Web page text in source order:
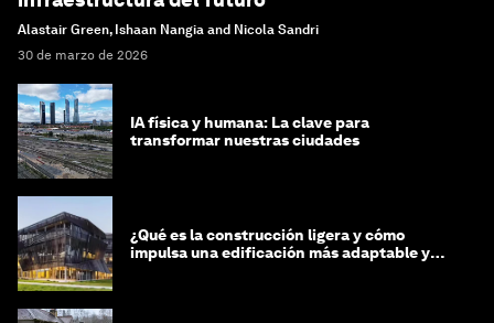
Alastair Green, Ishaan Nangia and Nicola Sandri
30 de marzo de 2026
IA física y humana: La clave para
transformar nuestras ciudades
¿Qué es la construcción ligera y cómo
impulsa una edificación más adaptable y